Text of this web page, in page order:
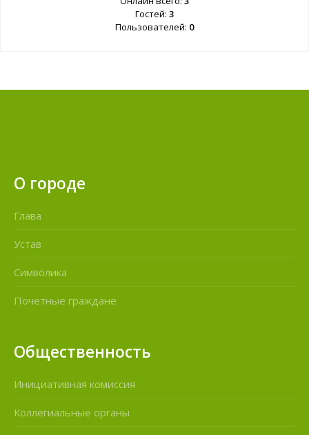
Гостей: 3
Пользователей: 0
О городе
Глава
Устав
Символика
Почетные граждане
Общественность
Инициативная комиссия
Коллегиальные органы